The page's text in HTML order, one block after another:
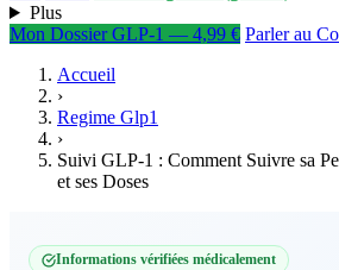
Plus
Mon Dossier GLP-1 — 4,99 € Parler au
Accueil
›
Regime Glp1
›
Suivi GLP-1 : Comment Suivre sa
et ses Doses
Informations vérifiées médicalement